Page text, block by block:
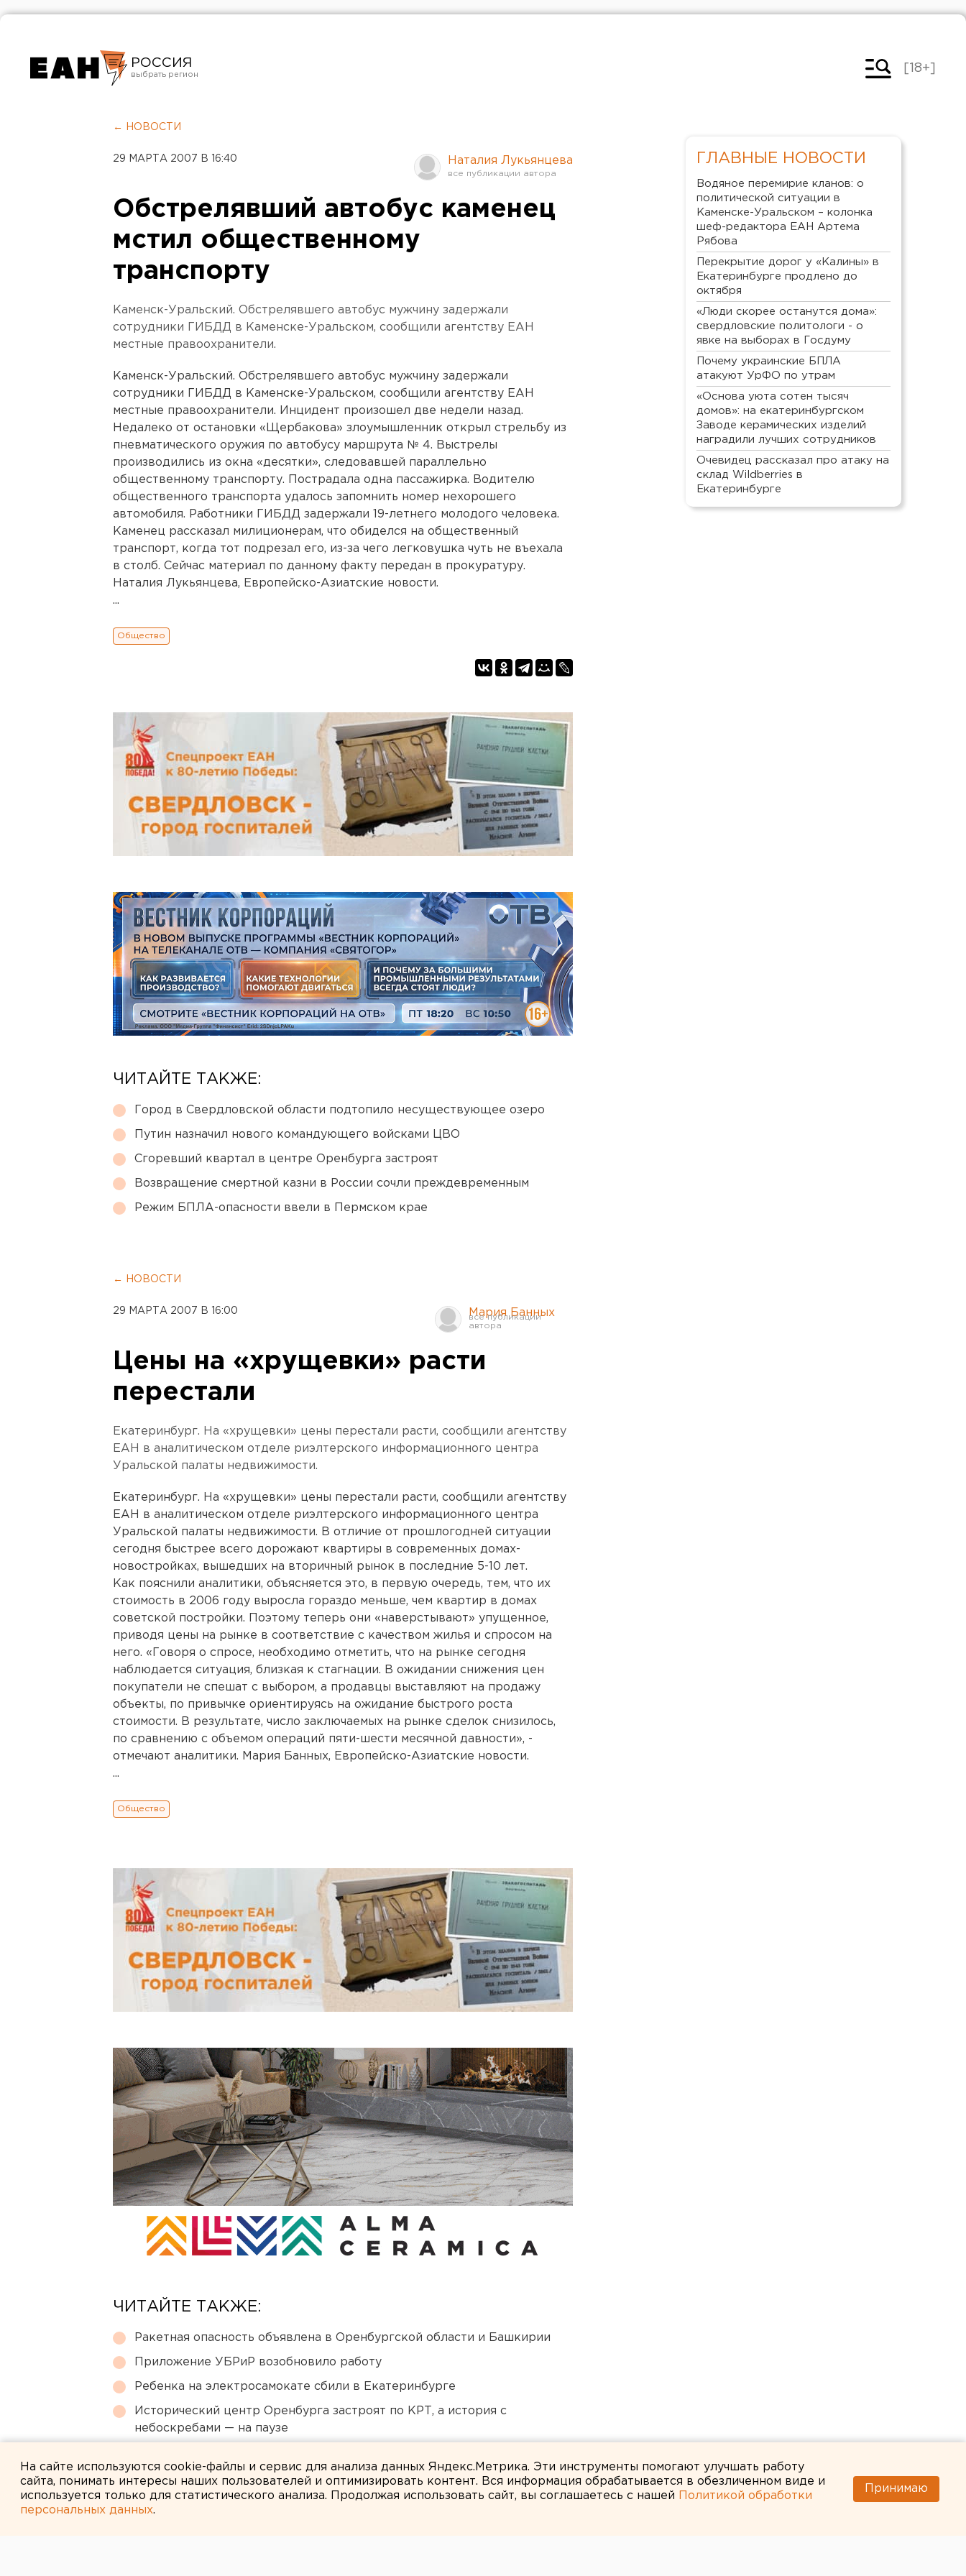
РОССИЯ
Челябинск
[18+]
← НОВОСТИ
29 МАРТА 2007 В 16:40 Наталия Лукьянцева
Обстрелявший автобус каменец
мстил общественному
транспорту
Каменск-Уральский. Обстрелявшего автобус мужчину задержали
сотрудники ГИБДД в Каменске-Уральском, сообщили агентству ЕАН
местные правоохранители.
Каменск-Уральский. Обстрелявшего автобус мужчину задержали
сотрудники ГИБДД в Каменске-Уральском, сообщили агентству ЕАН
местные правоохранители. Инцидент произошел две недели назад.
Недалеко от остановки «Щербакова» злоумышленник открыл стрельбу из
пневматического оружия по автобусу маршрута № 4. Выстрелы
производились из окна «десятки», следовавшей параллельно
общественному транспорту. Пострадала одна пассажирка. Водителю
общественного транспорта удалось запомнить номер нехорошего
автомобиля. Работники ГИБДД задержали 19-летнего молодого человека.
Каменец рассказал милиционерам, что обиделся на общественный
транспорт, когда тот подрезал его, из-за чего легковушка чуть не въехала
в столб. Сейчас материал по данному факту передан в прокуратуру.
Наталия Лукьянцева, Европейско-Азиатские новости.
...
Общество
ЧИТАЙТЕ ТАКЖЕ:
Город в Свердловской области подтопило несуществующее озеро
Путин назначил нового командующего войсками ЦВО
Сгоревший квартал в центре Оренбурга застроят
Возвращение смертной казни в России сочли преждевременным
Режим БПЛА-опасности ввели в Пермском крае
← НОВОСТИ
29 МАРТА 2007 В 16:00 Мария Банных
Цены на «хрущевки» расти
перестали
Екатеринбург. На «хрущевки» цены перестали расти, сообщили агентству
ЕАН в аналитическом отделе риэлтерского информационного центра
Уральской палаты недвижимости.
Екатеринбург. На «хрущевки» цены перестали расти, сообщили агентству
ЕАН в аналитическом отделе риэлтерского информационного центра
Уральской палаты недвижимости. В отличие от прошлогодней ситуации
сегодня быстрее всего дорожают квартиры в современных домах-
новостройках, вышедших на вторичный рынок в последние 5-10 лет.
Как пояснили аналитики, объясняется это, в первую очередь, тем, что их
стоимость в 2006 году выросла гораздо меньше, чем квартир в домах
советской постройки. Поэтому теперь они «наверстывают» упущенное,
приводя цены на рынке в соответствие с качеством жилья и спросом на
него. «Говоря о спросе, необходимо отметить, что на рынке сегодня
наблюдается ситуация, близкая к стагнации. В ожидании снижения цен
покупатели не спешат с выбором, а продавцы выставляют на продажу
объекты, по привычке ориентируясь на ожидание быстрого роста
стоимости. В результате, число заключаемых на рынке сделок снизилось,
по сравнению с объемом операций пяти-шести месячной давности», -
отмечают аналитики. Мария Банных, Европейско-Азиатские новости.
...
Общество
ЧИТАЙТЕ ТАКЖЕ:
Ракетная опасность объявлена в Оренбургской области и Башкирии
Приложение УБРиР возобновило работу
Ребенка на электросамокате сбили в Екатеринбурге
Исторический центр Оренбурга застроят по КРТ, а история с
небоскребами — на паузе
ГЛАВНЫЕ НОВОСТИ
Водяное перемирие кланов: о
политической ситуации в
Каменске-Уральском – колонка
шеф-редактора ЕАН Артема
Рябова
Перекрытие дорог у «Калины» в
Екатеринбурге продлено до
октября
«Люди скорее останутся дома»:
свердловские политологи - о
явке на выборах в Госдуму
Почему украинские БПЛА
атакуют УрФО по утрам
«Основа уюта сотен тысяч
домов»: на екатеринбургском
Заводе керамических изделий
наградили лучших сотрудников
Очевидец рассказал про атаку на
склад Wildberries в
Екатеринбурге
На сайте используются cookie-файлы и сервис для анализа данных Яндекс.Метрика. Эти инструменты помогают улучшать работу
сайта, понимать интересы наших пользователей и оптимизировать контент. Вся информация обрабатывается в обезличенном виде и
используется только для статистического анализа. Продолжая использовать сайт, вы соглашаетесь с нашей
Политикой обработки
персональных данных.
Принимаю